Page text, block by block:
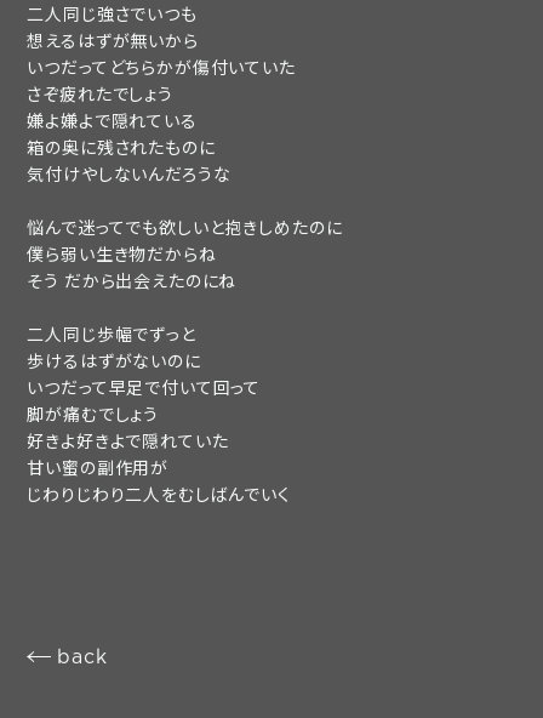
fc news
movie&radio
lyrics search
fanstream
二人同じ強さでいつも
想えるはずが無いから
いつだってどちらかが傷付いていた
さぞ疲れたでしょう
嫌よ嫌よで隠れている
箱の奥に残されたものに
気付けやしないんだろうな
悩んで迷ってでも欲しいと抱きしめたのに
僕ら弱い生き物だからね
そう だから出会えたのにね
二人同じ歩幅でずっと
歩けるはずがないのに
いつだって早足で付いて回って
脚が痛むでしょう
好きよ好きよで隠れていた
甘い蜜の副作用が
じわりじわり二人をむしばんでいく
back